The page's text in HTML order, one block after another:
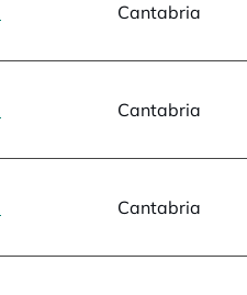
opens in a new tabCantabria
opens in a new tabCantabria
opens in a new tabCantabria